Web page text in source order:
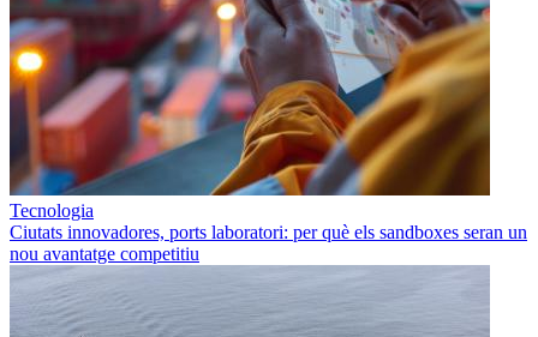
Tecnologia
Ciutats innovadores, ports laboratori: per què els sandboxes seran un
nou avantatge competitiu